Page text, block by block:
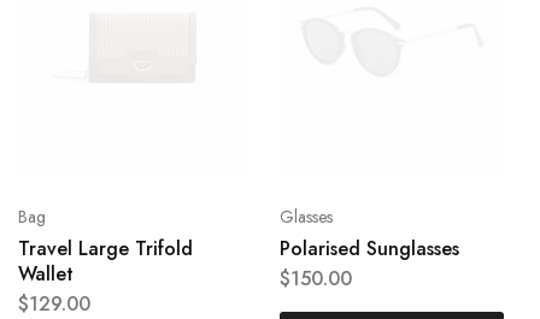
Bag
Travel Large Trifold
Wallet
$129.00
Glasses
Polarised Sunglasses
$150.00